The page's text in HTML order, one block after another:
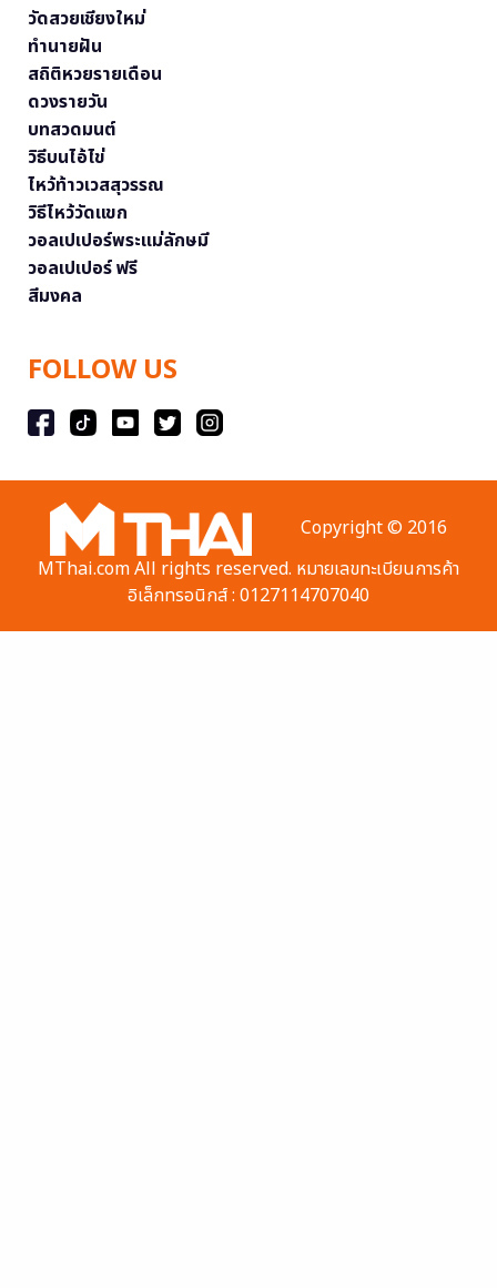
วัดสวยเชียงใหม่
ทำนายฝัน
สถิติหวยรายเดือน
ดวงรายวัน
บทสวดมนต์
วิธีบนไอ้ไข่
ไหว้ท้าวเวสสุวรรณ
วิธีไหว้วัดแขก
วอลเปเปอร์พระแม่ลักษมี
วอลเปเปอร์ ฟรี
สีมงคล
FOLLOW US
Copyright © 2016
MThai.com All rights reserved. หมายเลขทะเบียนการค้า
อิเล็กทรอนิกส์ : 0127114707040